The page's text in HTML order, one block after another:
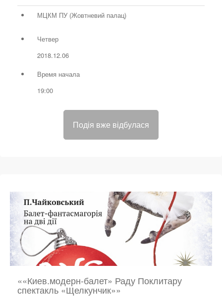
МЦКМ ПУ (Жовтневий палац)
Четвер
2018.12.06
Время начала
19:00
Подія вже відбулася
««Киев.модерн-балет» Раду Поклитару
спектакль «Щелкунчик»»